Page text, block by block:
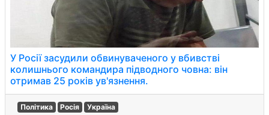
У Росії засудили обвинуваченого у вбивстві
колишнього командира підводного човна: він
отримав 25 років ув'язнення.
Політика Росія Україна